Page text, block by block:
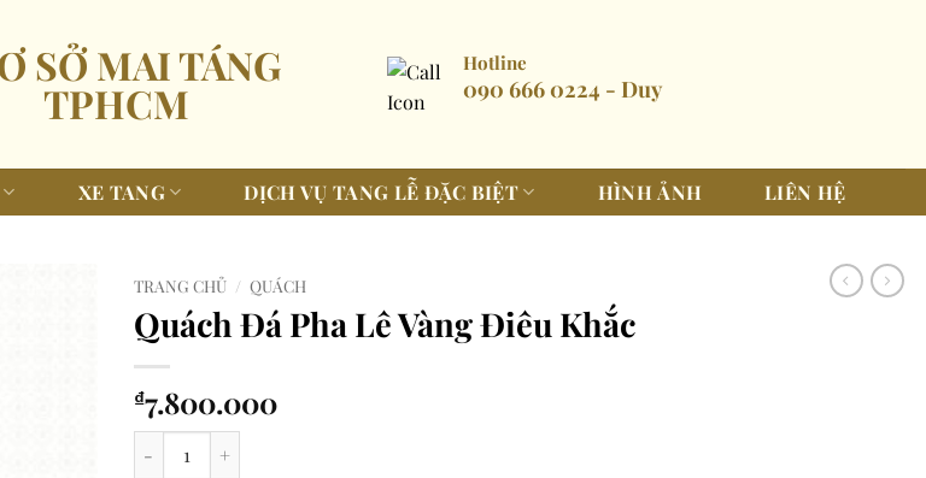
Hotline
090 666 0224 - Duy
XE TANG DỊCH VỤ TANG LỄ ĐẶC BIỆT HÌNH ẢNH LIÊN HỆ
TRANG CHỦ / QUÁCH
Quách Đá Pha Lê Vàng Điêu Khắc
₫7.800.000